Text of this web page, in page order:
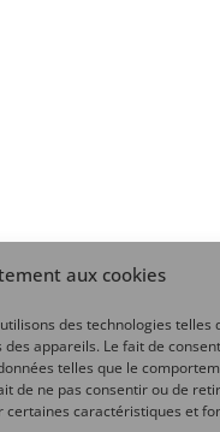
aux cookies
des technologies telles
appareils. Le fait de
telles que le
de ne pas consentir ou de
caractéristiques et